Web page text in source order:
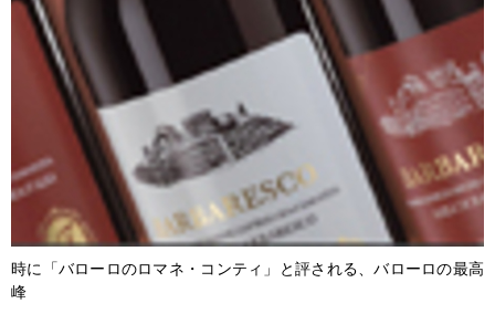
時に「バローロのロマネ・コンティ」と評される、バローロの最高
峰